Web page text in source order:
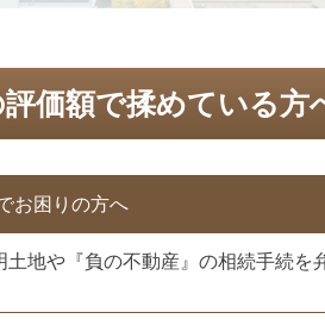
価額で揉めている方
お困りの方へ
土地や『負の不動産』の相続手続